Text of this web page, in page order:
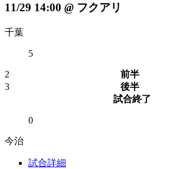
11/29 14:00 @ フクアリ
千葉
5
2 前半
3
後半
試合終了
0
今治
試合詳細